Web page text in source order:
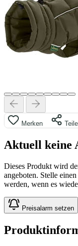
Merken
Aktuell keine
Dieses Produkt wird
angeboten. Stelle
werden, wenn es
Preisalarm setzen